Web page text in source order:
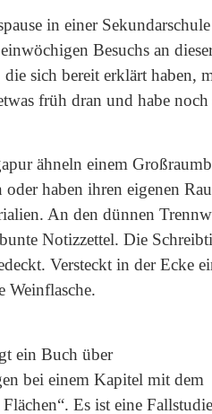
in einer
Besuchs an
sich bereit erklärt haben,
früh dran und habe
ähneln einem
oder haben ihren eigenen
An den dünnen
Notizzettel. Die
Versteckt in der Ecke
Weinflasche.
ein Buch über
bei einem Kapitel mit dem
Es ist eine Fallstudie